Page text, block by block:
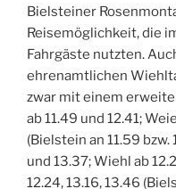
Bielsteiner
Reisemöglichkeit, die
Fahrgäste nutzten.
ehrenamtlichen
zwar mit einem
ab 11.49 und 12.41;
(Bielstein an 11.59 bzw.
und 13.37; Wiehl ab
12.24, 13.16, 13.46